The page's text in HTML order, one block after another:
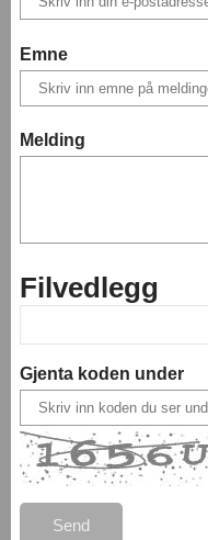
Emne
Melding
Filvedlegg
Gjenta koden under